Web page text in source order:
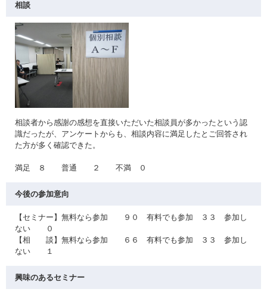
相談
相談者から感謝の感想を直接いただいた相談員が多かったという認
識だったが、アンケートからも、相談内容に満足したとご回答され
た方が多く確認できた。
満足 ８ 普通 ２ 不満 ０
今後の参加意向
【セミナー】無料なら参加 ９０ 有料でも参加 ３３ 参加し
ない ０
【相 談】無料なら参加 ６６ 有料でも参加 ３３ 参加し
ない １
興味のあるセミナー